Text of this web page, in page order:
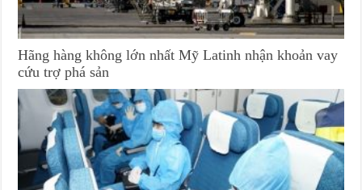
Hãng hàng không lớn nhất Mỹ Latinh nhận khoản vay
cứu trợ phá sản